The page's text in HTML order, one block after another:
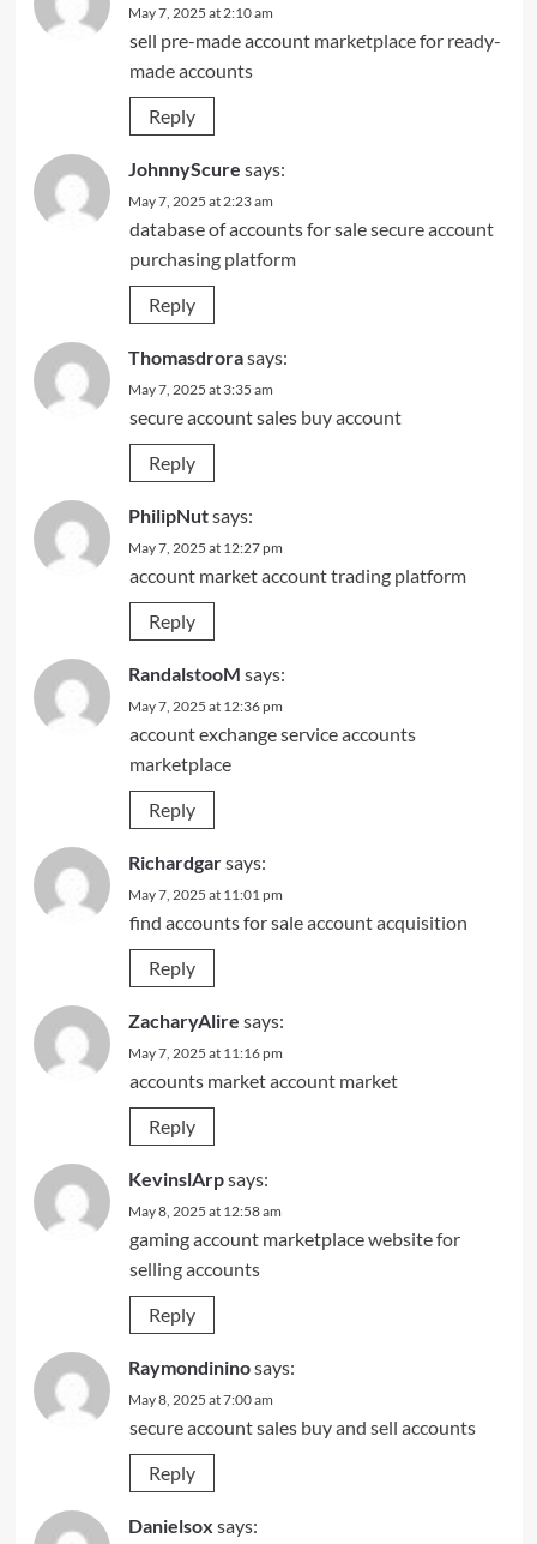
May 7, 2025 at 2:10 am
sell pre-made account marketplace for ready-
made accounts
Reply
JohnnyScure says:
May 7, 2025 at 2:23 am
database of accounts for salesecure account
purchasing platform
Reply
Thomasdrorasays:
May 7, 2025 at 3:35 am
secure account sales buy account
Reply
PhilipNutsays:
May 7, 2025 at 12:27 pm
account marketaccount trading platform
Reply
RandalstooM says:
May 7, 2025 at 12:36 pm
account exchange serviceaccounts
marketplace
Reply
Richardgarsays:
May 7, 2025 at 11:01 pm
find accounts for saleaccount acquisition
Reply
ZacharyAlire says:
May 7, 2025 at 11:16 pm
accounts marketaccount market
Reply
KevinslArpsays:
May 8, 2025 at 12:58 am
gaming account marketplacewebsite for
selling accounts
Reply
Raymondininosays:
May 8, 2025 at 7:00 am
secure account sales buy and sell accounts
Reply
Danielsox says: